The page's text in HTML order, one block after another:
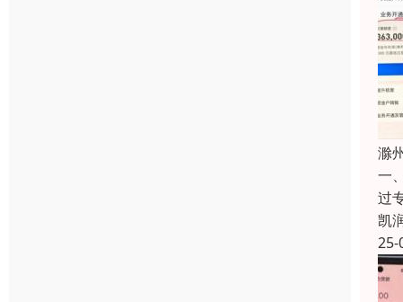
滁
一
过
凯
25-